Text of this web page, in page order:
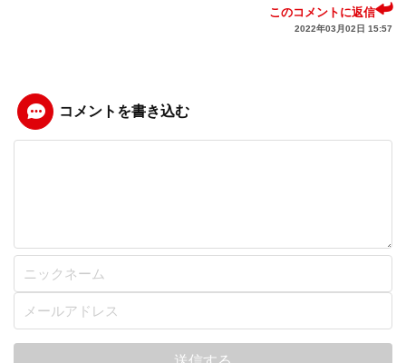
このコメントに返信
2022年03月02日 15:57
コメントを書き込む